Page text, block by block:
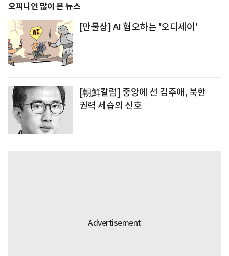
오피니언 많이 본 뉴스
[만물상] AI 혐오하는 '오디세이'
[朝鮮칼럼] 중앙에 선 김주애, 북한
권력 세습의 신호